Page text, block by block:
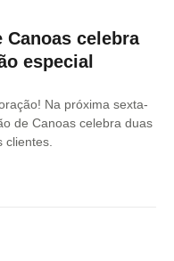
Canoas celebra
especial
Na próxima sexta-
de Canoas celebra duas